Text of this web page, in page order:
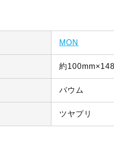
MON
約
バウム
ツヤプリ